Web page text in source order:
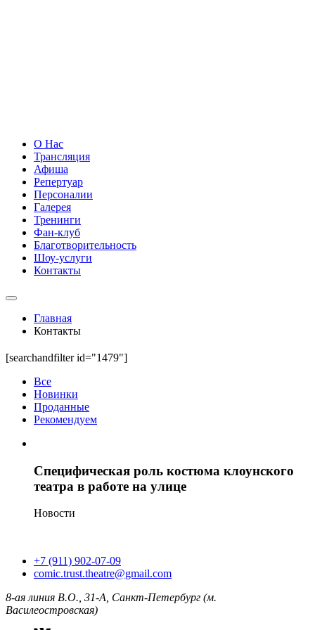
О Нас
Трансляция
Афиша
Репертуар
Персоналии
Галерея
Тренинги
Фан-клуб
Благотворительность
Шоу-услуги
Контакты
Главная
Контакты
[searchandfilter id="1479"]
Все
Новинки
Проданные
Рекомендуем
Специфическая роль костюма клоунского
театра в работе на улице
Новости
+7 (911) 902-07-09
comic.trust.theatre@gmail.com
8-ая линия В.О., 31-А, Санкт-Петербург (м.
Василеостровская)